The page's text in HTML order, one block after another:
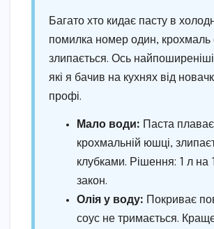
Багато хто кидає пасту в
помилка номер один, крохмаль
злипається. Ось
які я бачив на кухнях від
профі.
Мало води: Паста
крохмальній юшці,
клубками. Рішення: 1 л на
закон.
Олія у воду: Покриває
соус не тримається.